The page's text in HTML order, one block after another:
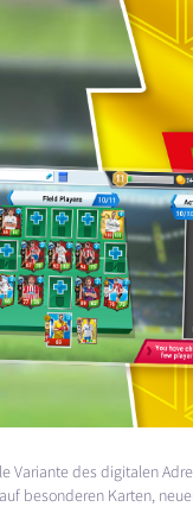
Variante des digitalen
besonderen Karten,